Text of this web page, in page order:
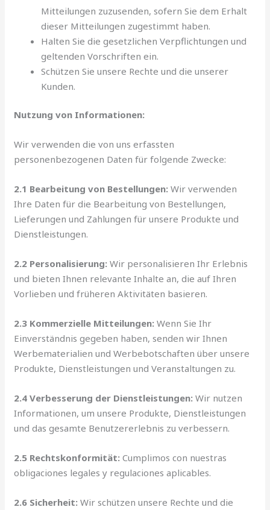
Mitteilungen zuzusenden, sofern Sie dem Erhalt
dieser Mitteilungen zugestimmt haben.
Halten Sie die gesetzlichen Verpflichtungen und
geltenden Vorschriften ein.
Schützen Sie unsere Rechte und die unserer
Kunden.
Nutzung von Informationen:
Wir verwenden die von uns erfassten
personenbezogenen Daten für folgende Zwecke:
2.1 Bearbeitung von Bestellungen: Wir verwenden
Ihre Daten für die Bearbeitung von Bestellungen,
Lieferungen und Zahlungen für unsere Produkte und
Dienstleistungen.
2.2 Personalisierung: Wir personalisieren Ihr Erlebnis
und bieten Ihnen relevante Inhalte an, die auf Ihren
Vorlieben und früheren Aktivitäten basieren.
2.3 Kommerzielle Mitteilungen: Wenn Sie Ihr
Einverständnis gegeben haben, senden wir Ihnen
Werbematerialien und Werbebotschaften über unsere
Produkte, Dienstleistungen und Veranstaltungen zu.
2.4 Verbesserung der Dienstleistungen: Wir nutzen
Informationen, um unsere Produkte, Dienstleistungen
und das gesamte Benutzererlebnis zu verbessern.
2.5 Rechtskonformität: Cumplimos con nuestras
obligaciones legales y regulaciones aplicables.
2.6 Sicherheit: Wir schützen unsere Rechte und die